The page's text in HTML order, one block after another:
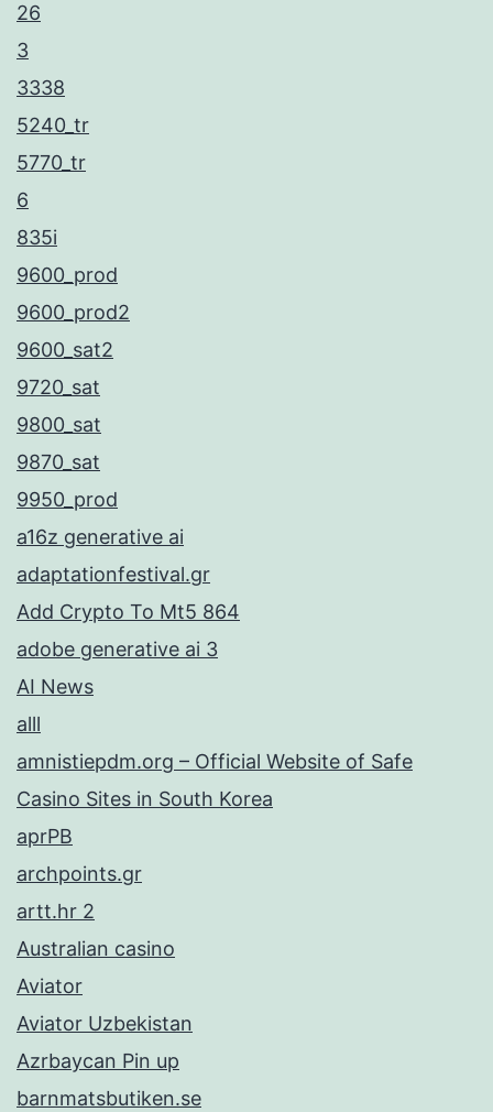
26
3
3338
5240_tr
5770_tr
6
835i
9600_prod
9600_prod2
9600_sat2
9720_sat
9800_sat
9870_sat
9950_prod
a16z generative ai
adaptationfestival.gr
Add Crypto To Mt5 864
adobe generative ai 3
AI News
alll
amnistiepdm.org – Official Website of Safe
Casino Sites in South Korea
aprPB
archpoints.gr
artt.hr 2
Australian casino
Aviator
Aviator Uzbekistan
Azrbaycan Pin up
barnmatsbutiken.se